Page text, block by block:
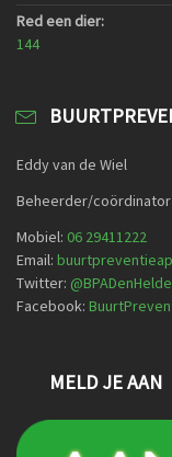
Red een dier:
144
Eddy van de Wiel
Beheerder/coördinator
Mobiel: 06 29411222
Email:
Twitter: @
Facebook:
MELD JE AAN